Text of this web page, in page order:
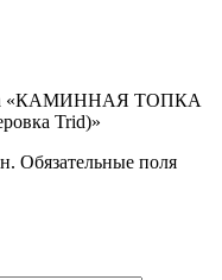
на «КАМИННАЯ ТОПКА
Trid)»
Обязательные поля